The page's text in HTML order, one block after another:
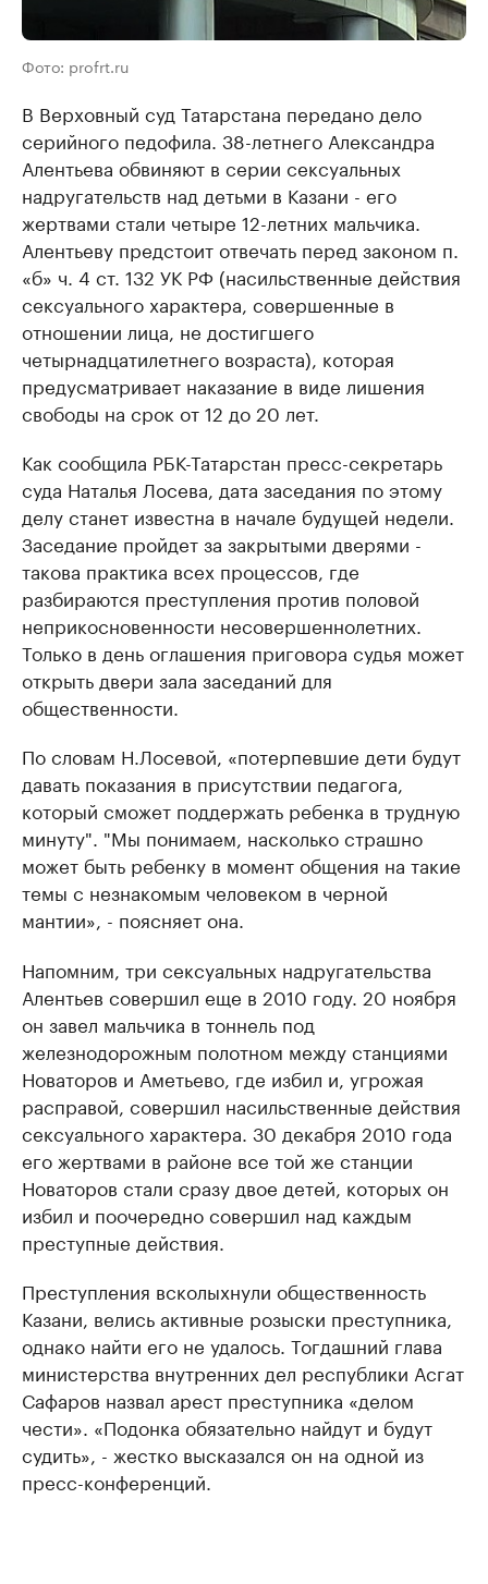
Фото: profrt.ru
В Верховный суд Татарстана передано дело
серийного педофила. 38-летнего Александра
Алентьева обвиняют в серии сексуальных
надругательств над детьми в Казани - его
жертвами стали четыре 12-летних мальчика.
Алентьеву предстоит отвечать перед законом п.
«б» ч. 4 ст. 132 УК РФ (насильственные действия
сексуального характера, совершенные в
отношении лица, не достигшего
четырнадцатилетнего возраста), которая
предусматривает наказание в виде лишения
свободы на срок от 12 до 20 лет.
Как сообщила РБК-Татарстан пресс-секретарь
суда Наталья Лосева, дата заседания по этому
делу станет известна в начале будущей недели.
Заседание пройдет за закрытыми дверями -
такова практика всех процессов, где
разбираются преступления против половой
неприкосновенности несовершеннолетних.
Только в день оглашения приговора судья может
открыть двери зала заседаний для
общественности.
По словам Н.Лосевой, «потерпевшие дети будут
давать показания в присутствии педагога,
который сможет поддержать ребенка в трудную
минуту". "Мы понимаем, насколько страшно
может быть ребенку в момент общения на такие
темы с незнакомым человеком в черной
мантии», - поясняет она.
Напомним, три сексуальных надругательства
Алентьев совершил еще в 2010 году. 20 ноября
он завел мальчика в тоннель под
железнодорожным полотном между станциями
Новаторов и Аметьево, где избил и, угрожая
расправой, совершил насильственные действия
сексуального характера. 30 декабря 2010 года
его жертвами в районе все той же станции
Новаторов стали сразу двое детей, которых он
избил и поочередно совершил над каждым
преступные действия.
Преступления всколыхнули общественность
Казани, велись активные розыски преступника,
однако найти его не удалось. Тогдашний глава
министерства внутренних дел республики Асгат
Сафаров назвал арест преступника «делом
чести». «Подонка обязательно найдут и будут
судить», - жестко высказался он на одной из
пресс-конференций.